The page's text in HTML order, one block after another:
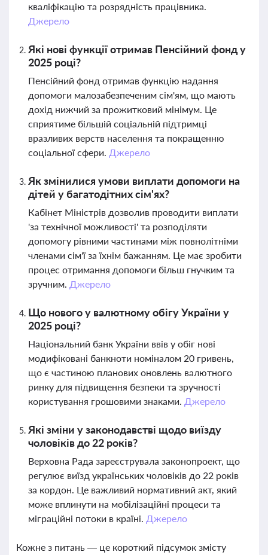
кваліфікацію та розрядність працівника.
Джерело
Які нові функції отримав Пенсійний фонд у
2025 році?
Пенсійний фонд отримав функцію надання
допомоги малозабезпеченим сім'ям, що мають
дохід нижчий за прожитковий мінімум. Це
сприятиме більшій соціальній підтримці
вразливих верств населення та покращенню
соціальної сфери. Джерело
Як змінилися умови виплати допомоги на
дітей у багатодітних сім'ях?
Кабінет Міністрів дозволив проводити виплати
'за технічної можливості' та розподіляти
допомогу рівними частинами між повнолітніми
членами сім'ї за їхнім бажанням. Це має зробити
процес отримання допомоги більш гнучким та
зручним. Джерело
Що нового у валютному обігу України у
2025 році?
Національний банк України ввів у обіг нові
модифіковані банкноти номіналом 20 гривень,
що є частиною планових оновлень валютного
ринку для підвищення безпеки та зручності
користування грошовими знаками. Джерело
Які зміни у законодавстві щодо виїзду
чоловіків до 22 років?
Верховна Рада зареєструвала законопроект, що
регулює виїзд українських чоловіків до 22 років
за кордон. Це важливий нормативний акт, який
може вплинути на мобілізаційні процеси та
міграційні потоки в країні. Джерело
Кожне з питань — це короткий підсумок змісту